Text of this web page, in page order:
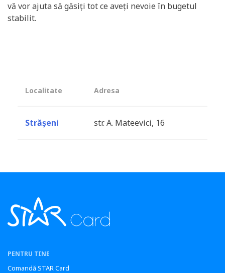
vă vor ajuta să găsiți tot ce aveți nevoie în bugetul
stabilit.
Localitate Adresa
Strășeni str. A. Mateevici, 16
PENTRU TINE
Comandă STAR Card